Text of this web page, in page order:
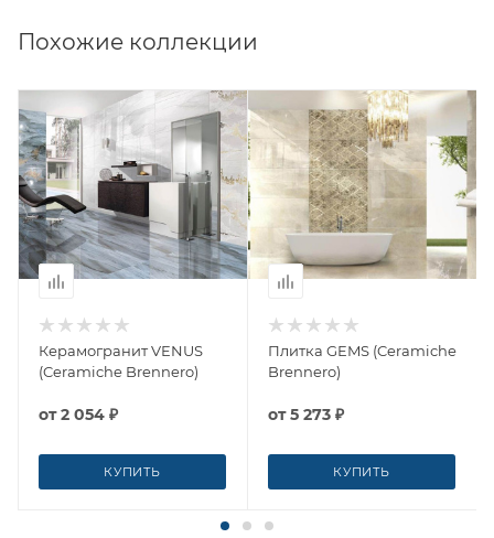
Похожие коллекции
Керамогранит VENUS
(Ceramiche Brennero)
от2 054 ₽
КУПИТЬ
Плитка GEMS (Ceramiche
Brennero)
от5 273 ₽
КУПИТЬ